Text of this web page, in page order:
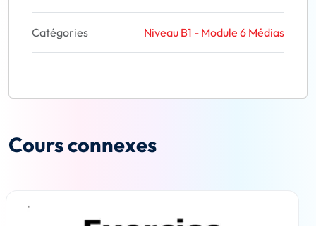
Catégories Niveau B1 - Module 6 Médias
Cours connexes